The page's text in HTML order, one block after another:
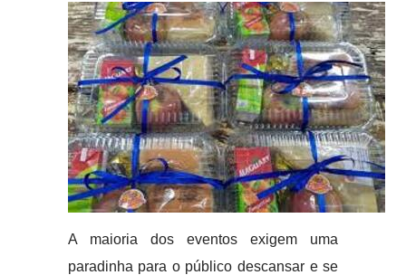
A maioria dos eventos exigem uma
paradinha para o público descansar e se